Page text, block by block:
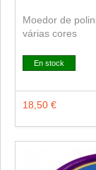
Moedor de
várias cores
En stock
18,50 €